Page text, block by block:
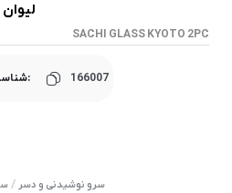
لیوان
SACHI GLASS KYOTO 2PC
شناسه محصول: 166007
سرو نوشیدنی و دسر /